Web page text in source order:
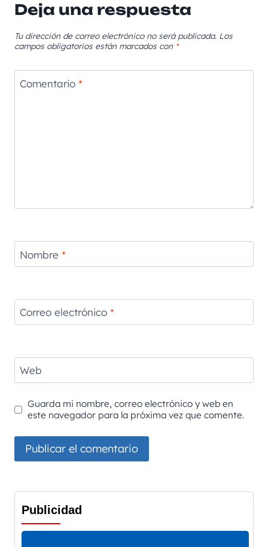
Deja una respuesta
Tu dirección de correo electrónico no será publicada. Los
campos obligatorios están marcados con *
Comentario *
Nombre *
Correo electrónico *
Web
Guarda mi nombre, correo electrónico y web en
este navegador para la próxima vez que comente.
Publicidad